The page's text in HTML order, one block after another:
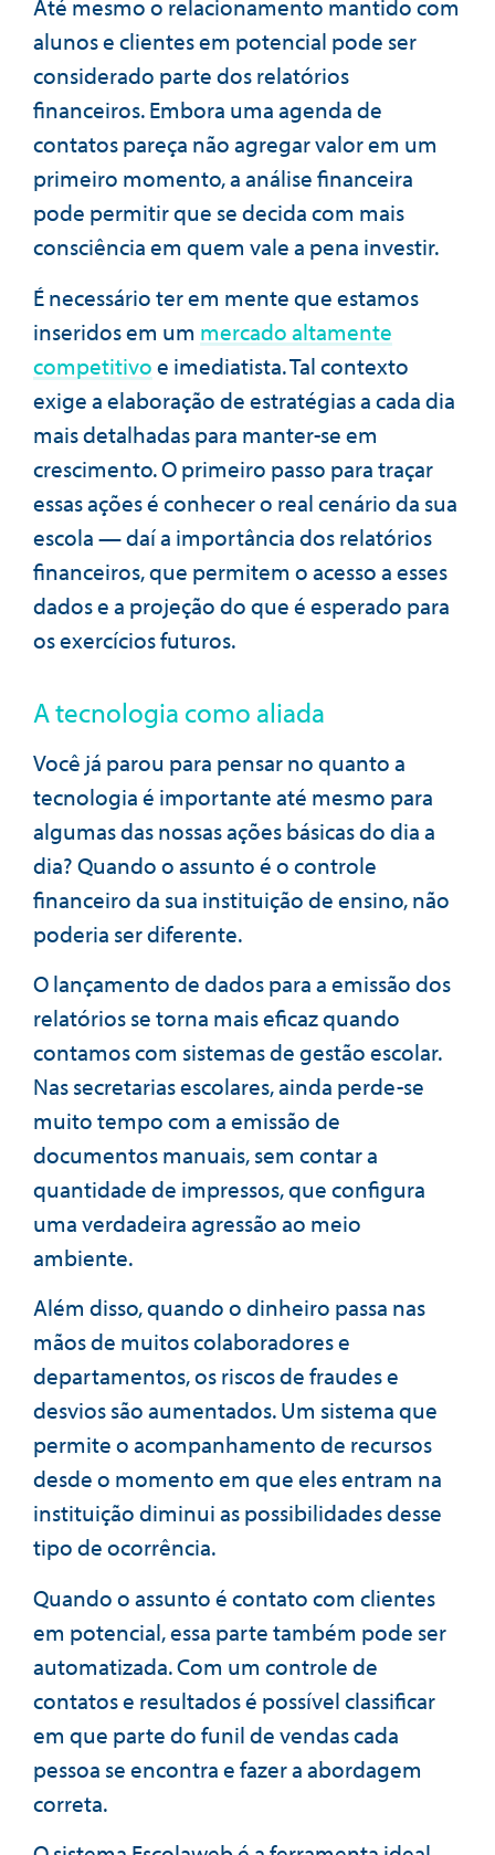
Até mesmo o relacionamento mantido com
alunos e clientes em potencial pode ser
considerado parte dos relatórios
financeiros. Embora uma agenda de
contatos pareça não agregar valor em um
primeiro momento, a análise financeira
pode permitir que se decida com mais
consciência em quem vale a pena investir.
É necessário ter em mente que estamos
inseridos em um mercado altamente
competitivoe imediatista. Tal contexto
exige a elaboração de estratégias a cada dia
mais detalhadas para manter-se em
crescimento. O primeiro passo para traçar
essas ações é conhecer o real cenário da sua
escola — daí a importância dos relatórios
financeiros, que permitem o acesso a esses
dados e a projeção do que é esperado para
os exercícios futuros.
A tecnologia como aliada
Você já parou para pensar no quanto a
tecnologia é importante até mesmo para
algumas das nossas ações básicas do dia a
dia? Quando o assunto é o controle
financeiro da sua instituição de ensino, não
poderia ser diferente.
O lançamento de dados para a emissão dos
relatórios se torna mais eficaz quando
contamos com sistemas de gestão escolar.
Nas secretarias escolares, ainda perde-se
muito tempo com a emissão de
documentos manuais, sem contar a
quantidade de impressos, que configura
uma verdadeira agressão ao meio
ambiente.
Além disso, quando o dinheiro passa nas
mãos de muitos colaboradores e
departamentos, os riscos de fraudes e
desvios são aumentados. Um sistema que
permite o acompanhamento de recursos
desde o momento em que eles entram na
instituição diminui as possibilidades desse
tipo de ocorrência.
Quando o assunto é contato com clientes
em potencial, essa parte também pode ser
automatizada. Com um controle de
contatos e resultados é possível classificar
em que parte do funil de vendas cada
pessoa se encontra e fazer a abordagem
correta.